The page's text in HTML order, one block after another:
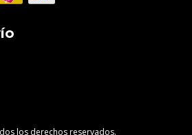
los derechos reservados.